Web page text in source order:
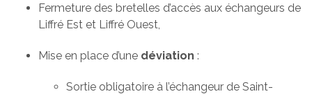
Fermeture des bretelles d’accès aux échangeurs de
Liffré Est et Liffré Ouest,
Mise en place d’une déviation :
Sortie obligatoire à l’échangeur de Saint-